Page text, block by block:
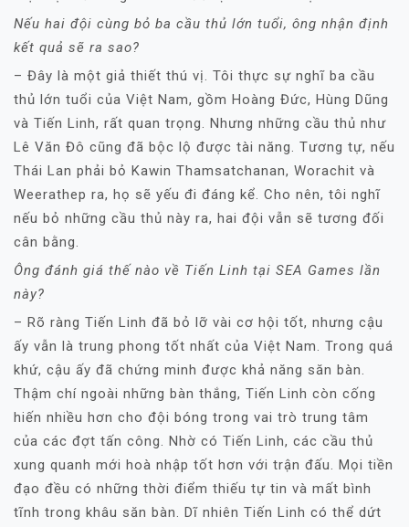
Nếu hai đội cùng bỏ ba cầu thủ lớn tuổi, ông nhận định
kết quả sẽ ra sao?
– Đây là một giả thiết thú vị. Tôi thực sự nghĩ ba cầu
thủ lớn tuổi của Việt Nam, gồm Hoàng Đức, Hùng Dũng
và Tiến Linh, rất quan trọng. Nhưng những cầu thủ như
Lê Văn Đô cũng đã bộc lộ được tài năng. Tương tự, nếu
Thái Lan phải bỏ Kawin Thamsatchanan, Worachit và
Weerathep ra, họ sẽ yếu đi đáng kể. Cho nên, tôi nghĩ
nếu bỏ những cầu thủ này ra, hai đội vẫn sẽ tương đối
cân bằng.
Ông đánh giá thế nào về Tiến Linh tại SEA Games lần
này?
– Rõ ràng Tiến Linh đã bỏ lỡ vài cơ hội tốt, nhưng cậu
ấy vẫn là trung phong tốt nhất của Việt Nam. Trong quá
khứ, cậu ấy đã chứng minh được khả năng săn bàn.
Thậm chí ngoài những bàn thắng, Tiến Linh còn cống
hiến nhiều hơn cho đội bóng trong vai trò trung tâm
của các đợt tấn công. Nhờ có Tiến Linh, các cầu thủ
xung quanh mới hoà nhập tốt hơn với trận đấu. Mọi tiền
đạo đều có những thời điểm thiếu tự tin và mất bình
tĩnh trong khâu săn bàn. Dĩ nhiên Tiến Linh có thể dứt